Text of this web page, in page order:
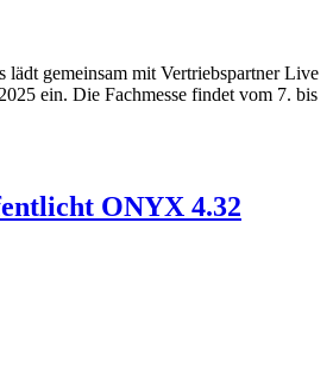
lädt gemeinsam mit Vertriebspartner Live
ein. Die Fachmesse findet vom 7. bis
ONYX 4.32